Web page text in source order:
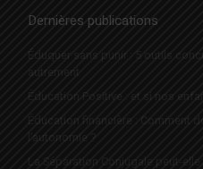
Dernières publications
Éduquer sans punir : 5 outils
autrement
Éducation Positive : et si nos
Éducation financière : Comment
l’autonomie ?
La Séparation Conjugale peut-